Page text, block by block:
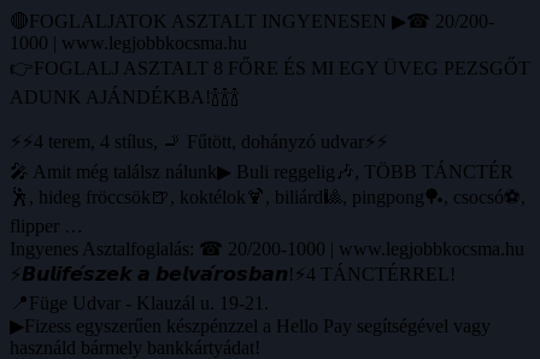
🔴FOGLALJATOK ASZTALT INGYENESEN ▶☎ 20/200-
1000 | www.legjobbkocsma.hu
👉FOGLALJ ASZTALT 8 FŐRE ÉS MI EGY ÜVEG PEZSGŐT
ADUNK AJÁNDÉKBA!🍾🍾🍾
⚡⚡4 terem, 4 stílus, 🚬 Fűtött, dohányzó udvar⚡⚡
🎤 Amit még találsz nálunk▶ Buli reggelig🎶, TÖBB TÁNCTÉR
🕺, hideg fröccsök🍺, koktélok🍹, biliárd🎱, pingpong🏓, csocsó⚽️,
flipper …
Ingyenes Asztalfoglalás: ☎ 20/200-1000 | www.legjobbkocsma.hu
⚡️𝘽𝙪𝙡𝙞𝙛𝙚́𝙨𝙯𝙚𝙠 𝙖 𝙗𝙚𝙡𝙫𝙖́𝙧𝙤𝙨𝙗𝙖𝙣!⚡️4 TÁNCTÉRREL!
📍Füge Udvar - Klauzál u. 19-21.
▶Fizess egyszerűen készpénzzel a Hello Pay segítségével vagy
használd bármely bankkártyádat!